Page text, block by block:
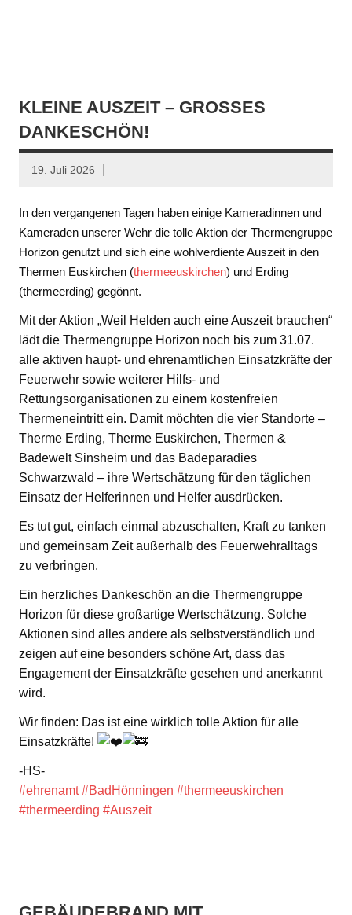
KLEINE AUSZEIT – GROSSES D
ANKESCHÖN!
19. Juli 2026
In den vergangenen Tagen haben einige Kameradinnen und
Kameraden unserer Wehr die tolle Aktion der Thermengruppe
Horizon genutzt und sich eine wohlverdiente Auszeit in den
Thermen Euskirchen (thermeeuskirchen) und Erding
(thermeerding) gegönnt.
Mit der Aktion „Weil Helden auch eine Auszeit brauchen“
lädt die Thermengruppe Horizon noch bis zum 31.07.
alle aktiven haupt- und ehrenamtlichen Einsatzkräfte der
Feuerwehr sowie weiterer Hilfs- und
Rettungsorganisationen zu einem kostenfreien
Thermeneintritt ein. Damit möchten die vier Standorte –
Therme Erding, Therme Euskirchen, Thermen &
Badewelt Sinsheim und das Badeparadies
Schwarzwald – ihre Wertschätzung für den täglichen
Einsatz der Helferinnen und Helfer ausdrücken.
Es tut gut, einfach einmal abzuschalten, Kraft zu tanken
und gemeinsam Zeit außerhalb des Feuerwehralltags
zu verbringen.
Ein herzliches Dankeschön an die Thermengruppe
Horizon für diese großartige Wertschätzung. Solche
Aktionen sind alles andere als selbstverständlich und
zeigen auf eine besonders schöne Art, dass das
Engagement der Einsatzkräfte gesehen und anerkannt
wird.
Wir finden: Das ist eine wirklich tolle Aktion für alle
Einsatzkräfte!
-HS-
#ehrenamt #BadHönningen #thermeeuskirchen
#thermeerding #Auszeit